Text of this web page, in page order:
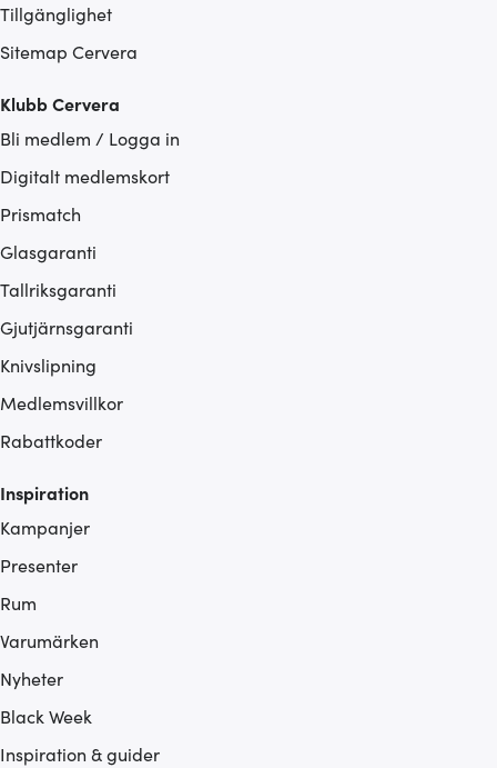
Tillgänglighet
Sitemap Cervera
Klubb Cervera
Bli medlem / Logga in
Digitalt medlemskort
Prismatch
Glasgaranti
Tallriksgaranti
Gjutjärnsgaranti
Knivslipning
Medlemsvillkor
Rabattkoder
Inspiration
Kampanjer
Presenter
Rum
Varumärken
Nyheter
Black Week
Inspiration & guider